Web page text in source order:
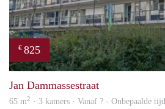
€ 825
Jan Dammassestraat
65 m2 · 3 kamers · Vanaf ? - Onbepaalde tijd